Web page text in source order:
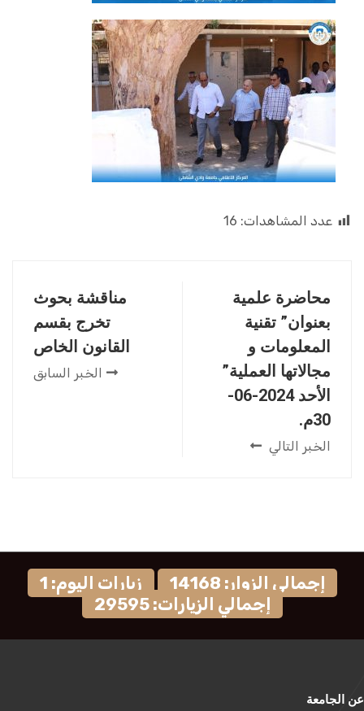
عدد المشاهدات: 16
مناقشة بحوث
تخرج بقسم
القانون الخاص
الخبر السابق
محاضرة علمية
بعنوان” تقنية
المعلومات و
مجالاتها العملية”
الأحد 2024-06-
30م.
الخبر التالي
إجمالي الزوار: 14168
زيارات اليوم: 1
إجمالي الزيارات: 29595
عن الجامعة